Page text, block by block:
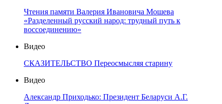
Чтения памяти Валерия Ивановича Мошева
«Разделенный русский народ: трудный путь к
воссоединению»
Видео
СКАЗИТЕЛЬСТВО Переосмысляя старину
Видео
Александр Приходько: Президент Беларуси А.Г.